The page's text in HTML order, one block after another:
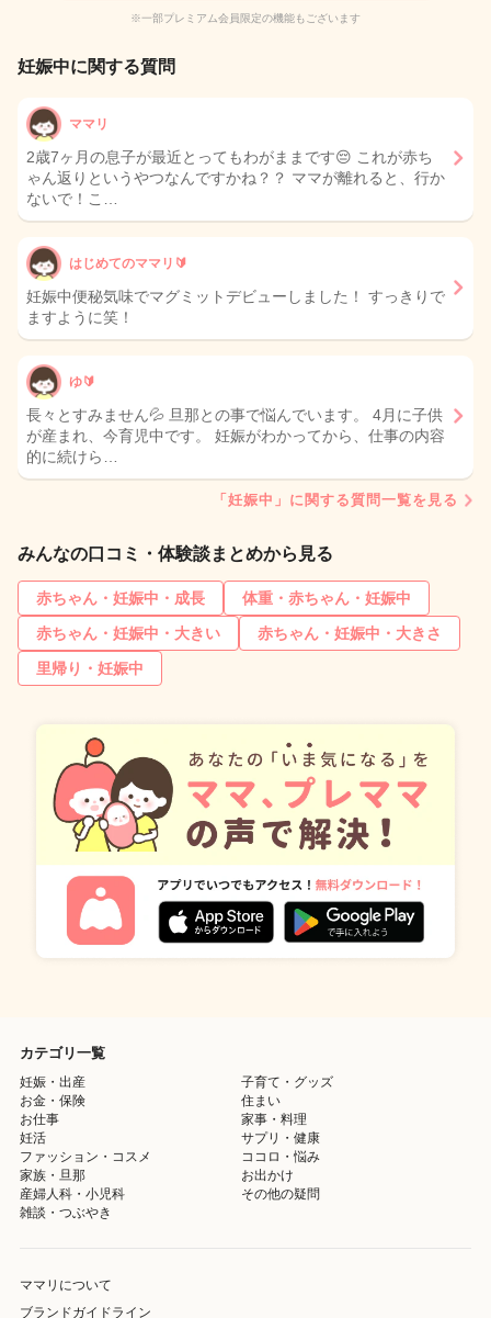
※一部プレミアム会員限定の機能もございます
妊娠中に関する質問
ママリ
2歳7ヶ月の息子が最近とってもわがままです😔 これが赤ち
ゃん返りというやつなんですかね？？ ママが離れると、行か
ないで！こ…
はじめてのママリ🔰
妊娠中便秘気味でマグミットデビューしました！ すっきりで
ますように笑！
ゆ🔰
長々とすみません💦 旦那との事で悩んでいます。 4月に子供
が産まれ、今育児中です。 妊娠がわかってから、仕事の内容
的に続けら…
「妊娠中」に関する質問一覧を見る
みんなの口コミ・体験談まとめから見る
赤ちゃん・妊娠中・成長
体重・赤ちゃん・妊娠中
赤ちゃん・妊娠中・大きい
赤ちゃん・妊娠中・大きさ
里帰り・妊娠中
カテゴリ一覧
妊娠・出産
子育て・グッズ
お金・保険
住まい
お仕事
家事・料理
妊活
サプリ・健康
ファッション・コスメ
ココロ・悩み
家族・旦那
お出かけ
産婦人科・小児科
その他の疑問
雑談・つぶやき
ママリについて
ブランドガイドライン